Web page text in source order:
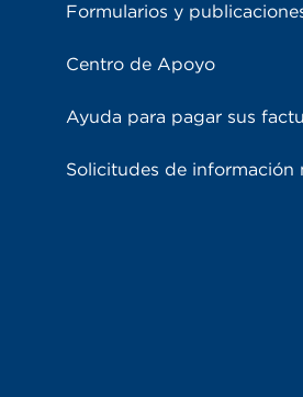
Formularios y
Centro de Apoyo
Ayuda para pagar sus
Solicitudes de información